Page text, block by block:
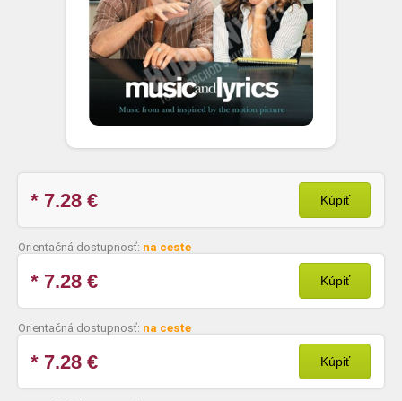
* 7.28 € Kúpiť
Orientačná dostupnosť: na ceste
* 7.28 € Kúpiť
Orientačná dostupnosť: na ceste
* 7.28 € Kúpiť